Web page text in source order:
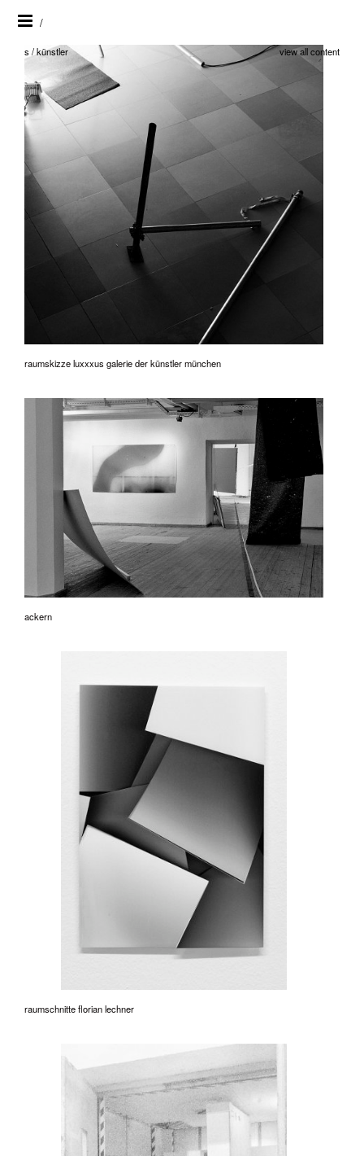
/
view all content
s / künstler
raumskizze luxxxus galerie der künstler münchen
ackern
raumschnitte florian lechner